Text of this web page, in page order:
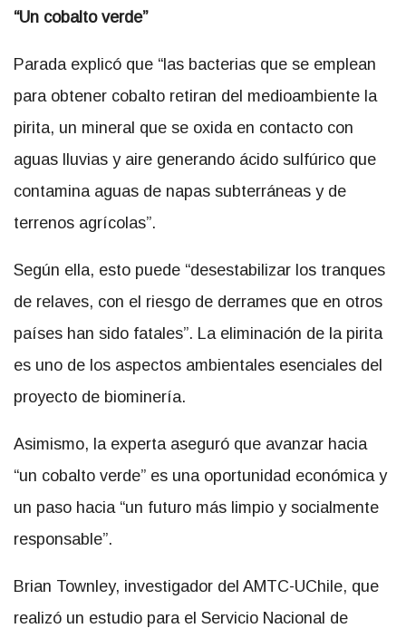
“Un cobalto verde”
Parada explicó que “las bacterias que se emplean
para obtener cobalto retiran del medioambiente la
pirita, un mineral que se oxida en contacto con
aguas lluvias y aire generando ácido sulfúrico que
contamina aguas de napas subterráneas y de
terrenos agrícolas”.
Según ella, esto puede “desestabilizar los tranques
de relaves, con el riesgo de derrames que en otros
países han sido fatales”. La eliminación de la pirita
es uno de los aspectos ambientales esenciales del
proyecto de biominería.
Asimismo, la experta aseguró que avanzar hacia
“un cobalto verde” es una oportunidad económica y
un paso hacia “un futuro más limpio y socialmente
responsable”.
Brian Townley, investigador del AMTC-UChile, que
realizó un estudio para el Servicio Nacional de